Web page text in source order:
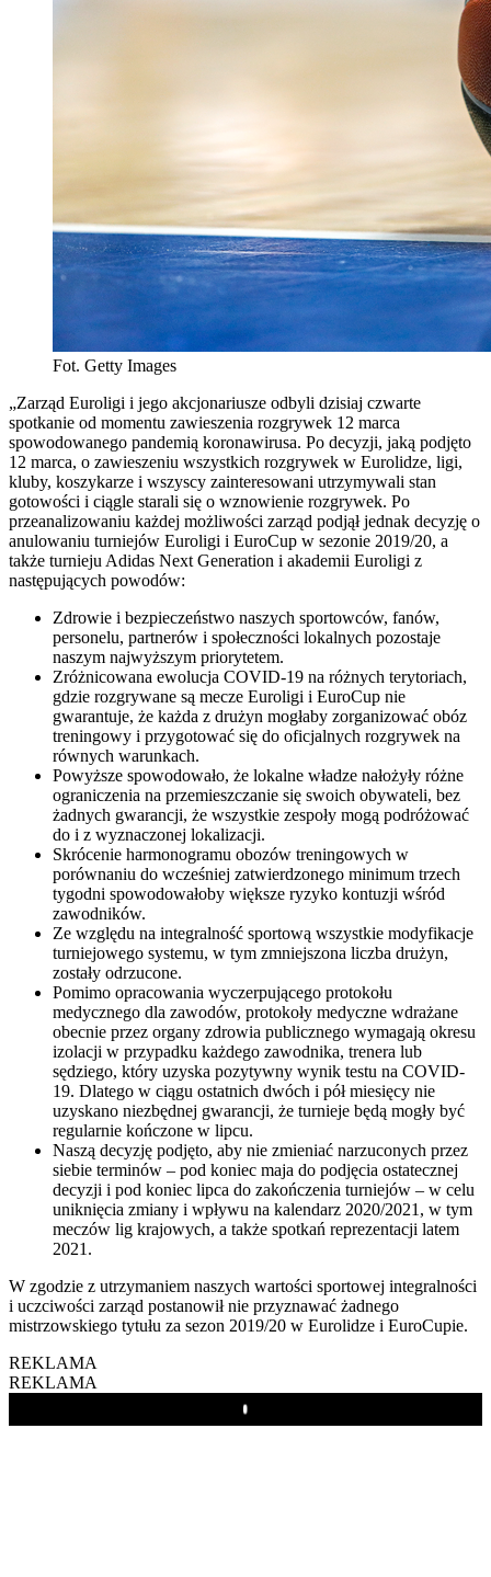
Fot. Getty Images
„Zarząd Euroligi i jego akcjonariusze odbyli dzisiaj czwarte
spotkanie od momentu zawieszenia rozgrywek 12 marca
spowodowanego pandemią koronawirusa. Po decyzji, jaką podjęto
12 marca, o zawieszeniu wszystkich rozgrywek w Eurolidze, ligi,
kluby, koszykarze i wszyscy zainteresowani utrzymywali stan
gotowości i ciągle starali się o wznowienie rozgrywek. Po
przeanalizowaniu każdej możliwości zarząd podjął jednak decyzję o
anulowaniu turniejów Euroligi i EuroCup w sezonie 2019/20, a
także turnieju Adidas Next Generation i akademii Euroligi z
następujących powodów:
Zdrowie i bezpieczeństwo naszych sportowców, fanów,
personelu, partnerów i społeczności lokalnych pozostaje
naszym najwyższym priorytetem.
Zróżnicowana ewolucja COVID-19 na różnych terytoriach,
gdzie rozgrywane są mecze Euroligi i EuroCup nie
gwarantuje, że każda z drużyn mogłaby zorganizować obóz
treningowy i przygotować się do oficjalnych rozgrywek na
równych warunkach.
Powyższe spowodowało, że lokalne władze nałożyły różne
ograniczenia na przemieszczanie się swoich obywateli, bez
żadnych gwarancji, że wszystkie zespoły mogą podróżować
do i z wyznaczonej lokalizacji.
Skrócenie harmonogramu obozów treningowych w
porównaniu do wcześniej zatwierdzonego minimum trzech
tygodni spowodowałoby większe ryzyko kontuzji wśród
zawodników.
Ze względu na integralność sportową wszystkie modyfikacje
turniejowego systemu, w tym zmniejszona liczba drużyn,
zostały odrzucone.
Pomimo opracowania wyczerpującego protokołu
medycznego dla zawodów, protokoły medyczne wdrażane
obecnie przez organy zdrowia publicznego wymagają okresu
izolacji w przypadku każdego zawodnika, trenera lub
sędziego, który uzyska pozytywny wynik testu na COVID-
19. Dlatego w ciągu ostatnich dwóch i pół miesięcy nie
uzyskano niezbędnej gwarancji, że turnieje będą mogły być
regularnie kończone w lipcu.
Naszą decyzję podjęto, aby nie zmieniać narzuconych przez
siebie terminów – pod koniec maja do podjęcia ostatecznej
decyzji i pod koniec lipca do zakończenia turniejów – w celu
uniknięcia zmiany i wpływu na kalendarz 2020/2021, w tym
meczów lig krajowych, a także spotkań reprezentacji latem
2021.
W zgodzie z utrzymaniem naszych wartości sportowej integralności
i uczciwości zarząd postanowił nie przyznawać żadnego
mistrzowskiego tytułu za sezon 2019/20 w Eurolidze i EuroCupie.
REKLAMA
REKLAMA
Play